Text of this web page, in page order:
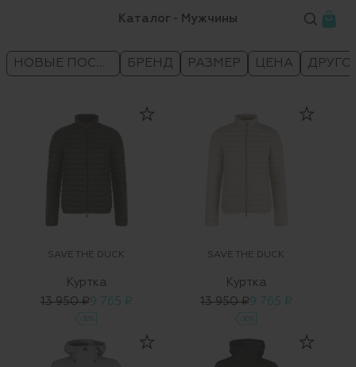
Каталог - Мужчины
НОВЫЕ ПОСТУПЛЕНИЯ БРЕНД РАЗМЕР ЦЕНА
SAVE THE DUCK
Куртка
13 950 ₽9 765 ₽
-30%
SAVE THE DUCK
Куртка
13 950 ₽9 765 ₽
-30%